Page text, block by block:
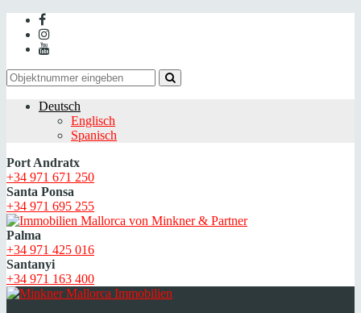
Deutsch
Englisch
Spanisch
Port Andratx
+34 971 671 250
Santa Ponsa
+34 971 695 255
Palma
+34 971 425 016
Santanyi
+34 971 163 400